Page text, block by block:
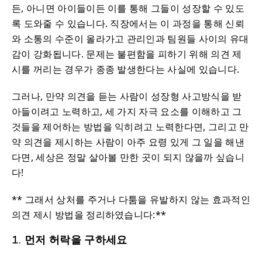
든, 아니면 아이들이든 이를 통해 그들이 성장할 수 있도
록 도와줄 수 있습니다. 직장에서는 이 과정을 통해 신뢰
와 소통의 수준이 올라가고 관리인과 팀원들 사이의 유대
감이 강화됩니다. 문제는 불편함을 피하기 위해 의견 제
시를 꺼리는 경우가 종종 발생한다는 사실에 있습니다.
그러나, 만약 의견을 듣는 사람이 성장형 사고방식을 받
아들이려고 노력하고, 세 가지 자극 요소를 이해하고 그
것들을 제어하는 방법을 익히려고 노력한다면, 그리고 만
약 의견을 제시하는 사람이 아주 요령 있게 그 일을 해낸
다면, 세상은 정말 살아볼 만한 곳이 되지 않을까 싶습니
다!
** 그래서 상처를 주거나 다툼을 유발하지 않는 효과적인
의견 제시 방법을 정리하였습니다:**
1. 먼저 허락을 구하세요